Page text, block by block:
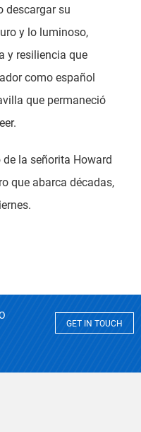
descargar su
y lo luminoso,
y resiliencia que
como español
que permaneció
la señorita Howard
que abarca décadas,
GET IN TOUCH